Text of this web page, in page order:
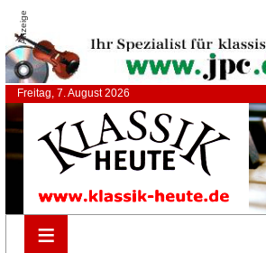
Anzeige
Freitag, 7. August 2026
≡
≡